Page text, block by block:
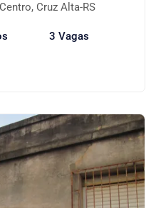
Cruz Alta-RS
3 Vagas